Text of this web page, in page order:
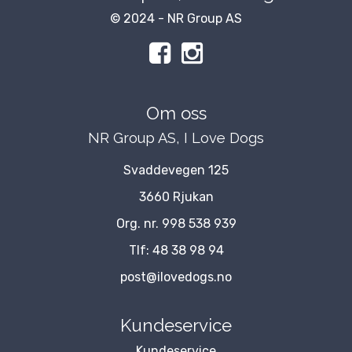
© 2024 - NR Group AS
Om oss
NR Group AS, I Love Dogs
Svaddevegen 125
3660 Rjukan
Org. nr. 998 538 939
Tlf: 48 38 98 94
post@ilovedogs.no
Kundeservice